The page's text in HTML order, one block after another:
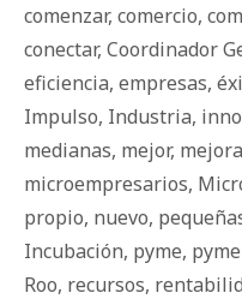
comenzar, comercio,
conectar, Coordinador
eficiencia, empresas,
Impulso, Industria,
medianas, mejor,
microempresarios,
propio, nuevo,
Incubación, pyme,
Roo, recursos,